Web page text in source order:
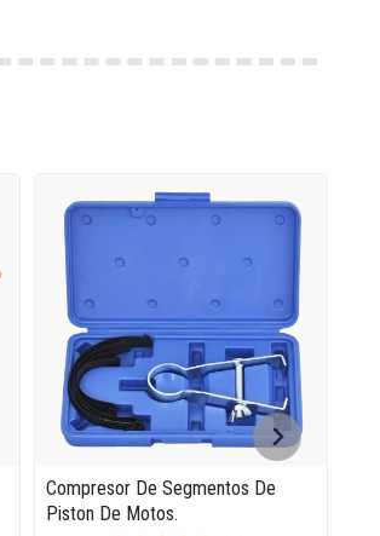
Compresor De Segmentos De
Piston De Motos.